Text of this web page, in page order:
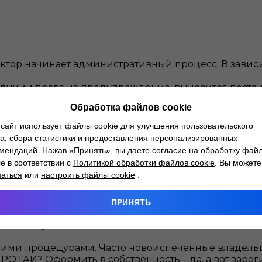
начинает административный процесс. В
права на предупреждение, выносится
в течение года, несогласие, ДТП),
итоговый размер денежного
ОСГО не забирают. Однако
пост ГАИ или камера контроля (которые в
страховки
процедурами. Часто новоиспеченные
ГАИ? Оформить в собственность – да, а вот
Обработка файлов cookie
использует файлы cookie для улучшения пользовательского
сбора статистики и предоставления персонализированных
Нажав «Принять», вы даете согласие на обработку
в соответствии с Политикой обработки файлов cookie . Вы можете
или настроить файлы cookie
ПРИНЯТЬ